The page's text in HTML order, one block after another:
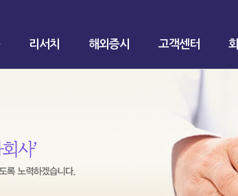
리서치 해외증시 고객센터